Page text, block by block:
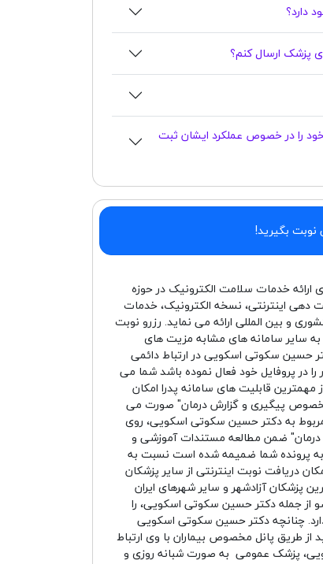
پزشک ارسال کنم؟
را در خصوص عملکرد ایشان ثبت
نوبت بگیرید!
ارائه خدمات سلامت الکترونیک در حوزه
اینترنتی، نسخه الکترونیک، خدمات
و بین المللی ارائه می نماید. رزرو نوبت
سایر سامانه های مشابه مزیت های
حسین سکوتی اسکویی در ارتباط دائمی
در پروفایل خود فعال نموده باشد شما می
قابلیت های سامانه پدرا امکان
پیگیری و گزارش درمان" صورت می
به دکتر حسین سکوتی اسکویی، روی
درمان" ضمن مطالعه مستندات آموزشی و
پرونده شما ضمیمه شده است نسبت به
دریافت نوبت اینترنتی از سایر پزشکان
پزشکان آزادشهر و سایر شهرهای ایران
از جمله دکتر حسین سکوتی اسکویی، را
چنانچه دکتر حسین سکوتی اسکویی
از طریق پانل مخصوص بیماران با وی ارتباط
پزشک عمومی به صورت شبانه روزی و